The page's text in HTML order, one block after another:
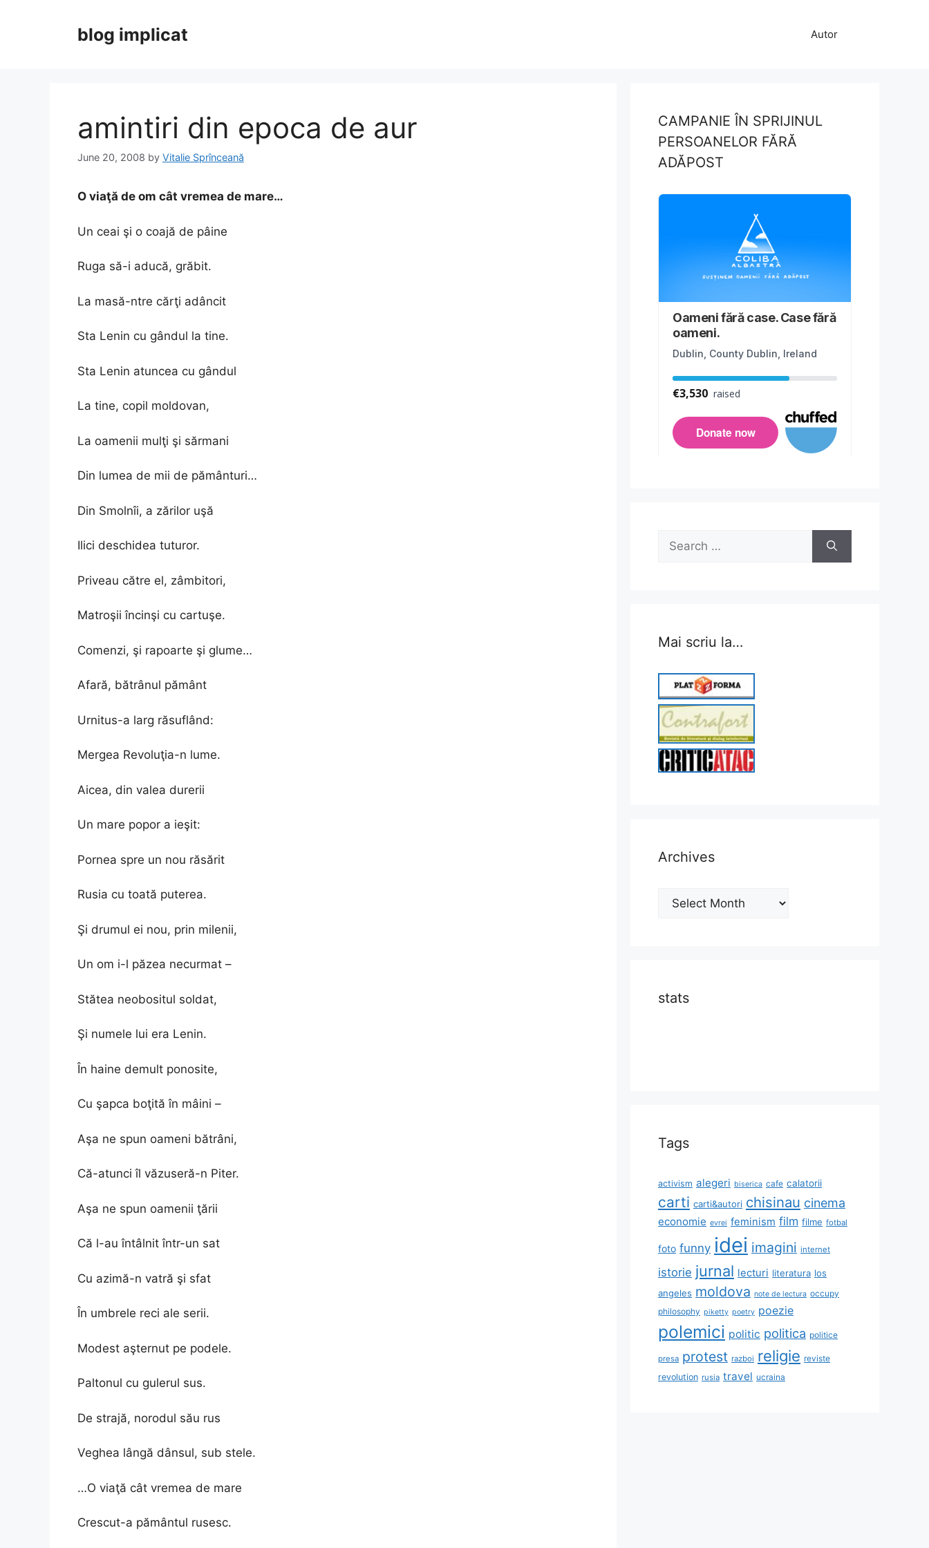
blog implicat Autor
amintiri din epoca de aur
June 20, 2008 by Vitalie Sprînceană
O viaţă de om cât vremea de mare…
Un ceai şi o coajă de pâine
Ruga să-i aducă, grăbit.
La masă-ntre cărţi adâncit
Sta Lenin cu gândul la tine.
Sta Lenin atuncea cu gândul
La tine, copil moldovan,
La oamenii mulţi şi sărmani
Din lumea de mii de pământuri…
Din Smolnîi, a zărilor uşă
Ilici deschidea tuturor.
Priveau către el, zâmbitori,
Matroşii încinşi cu cartuşe.
Comenzi, şi rapoarte şi glume…
Afară, bătrânul pământ
Urnitus-a larg răsuflând:
Mergea Revoluţia-n lume.
Aicea, din valea durerii
Un mare popor a ieşit:
Pornea spre un nou răsărit
Rusia cu toată puterea.
Şi drumul ei nou, prin milenii,
Un om i-l păzea necurmat –
Stătea neobositul soldat,
Şi numele lui era Lenin.
În haine demult ponosite,
Cu şapca boţită în mâini –
Aşa ne spun oameni bătrâni,
Că-atunci îl văzuseră-n Piter.
Aşa ne spun oamenii ţării
Că l-au întâlnit într-un sat
Cu azimă-n vatră şi sfat
În umbrele reci ale serii.
Modest aşternut pe podele.
Paltonul cu gulerul sus.
De strajă, norodul său rus
Veghea lângă dânsul, sub stele.
…O viaţă cât vremea de mare
Crescut-a pământul rusesc.
CAMPANIE ÎN SPRIJINUL
PERSOANELOR FĂRĂ
ADĂPOST
Search
for:
Mai scriu la…
Archives
Archives
stats
Tags
activism alegeri biserica cafe calatorii
carti carti&autori chisinau cinema
economie evrei feminism film filme fotbal
foto funny idei imagini internet
istorie jurnal lecturi literatura los
angeles moldova note de lectura occupy
philosophy piketty poetry poezie
polemici politic politica politice
presa protest razboi religie reviste
revolution rusia travel ucraina